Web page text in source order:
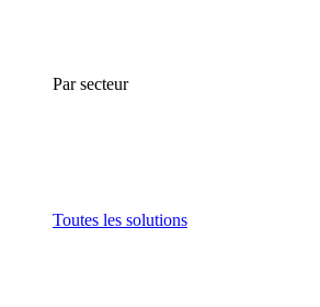
Par secteur
Toutes les solutions